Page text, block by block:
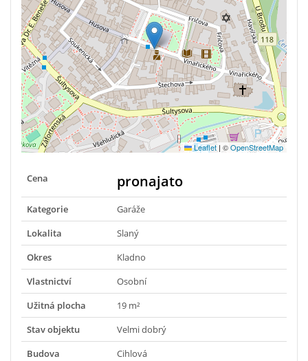
Leaflet | ©OpenStreetMap
Cena pronajato
Kategorie
Garáže
Lokalita
Slaný
Okres
Kladno
Vlastnictví
Osobní
Užitná plocha
19 m²
Stav objektu
Velmi dobrý
Budova
Cihlová